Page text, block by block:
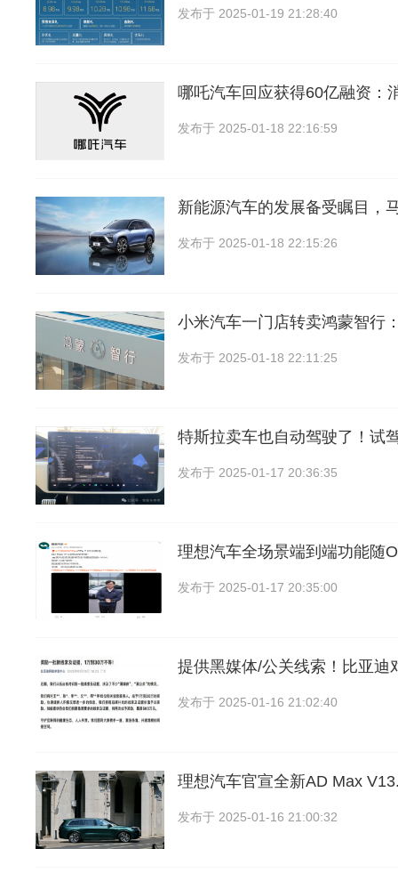
发布于 2025-01-19 21:28:40
哪吒汽车回应获得60亿融资：
发布于 2025-01-18 22:16:59
新能源汽车的发展备受瞩目，
发布于 2025-01-18 22:15:26
小米汽车一门店转卖鸿蒙智行
发布于 2025-01-18 22:11:25
特斯拉卖车也自动驾驶了！试
发布于 2025-01-17 20:36:35
理想汽车全场景端到端功能随
发布于 2025-01-17 20:35:00
提供黑媒体/公关线索！比亚迪
发布于 2025-01-16 21:02:40
理想汽车官宣全新AD Max
发布于 2025-01-16 21:00:32